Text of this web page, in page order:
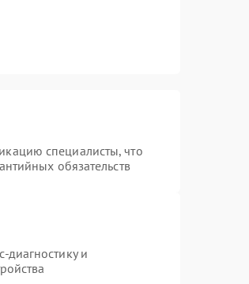
специалисты, что
обязательств
диагностику и